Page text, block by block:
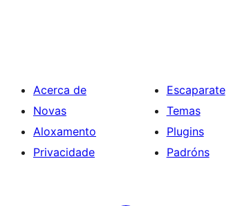
Acerca de
Novas
Aloxamento
Privacidade
Escaparate
Temas
Plugins
Padróns